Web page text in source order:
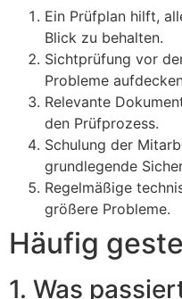
Ein Prüfplan hilft,
Blick zu behalten.
Sichtprüfung vor
Probleme
Relevante
den Prüfprozess.
Schulung der
grundlegende
Regelmäßige
größere Probleme.
Häufig
1. Was